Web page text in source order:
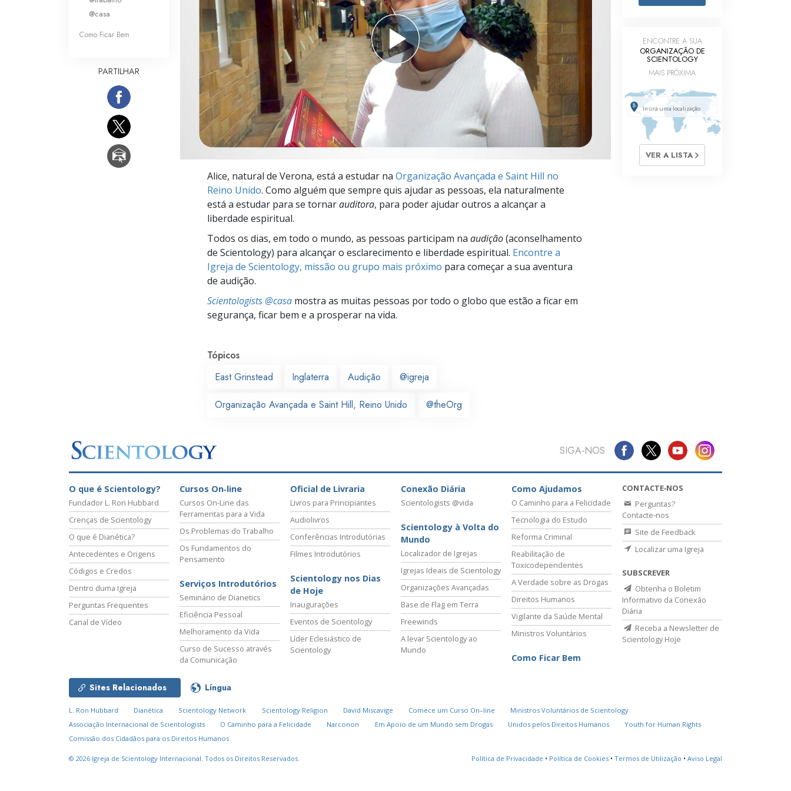
O que é a Grandeza?
Ferramentas para o Local do Trabalho
A Causa da Supressão
Bases da Organização
Alice, natural de Verona, está a estudar na Organização Avançada e Saint Hill no
Reino Unido. Como alguém que sempre quis ajudar as pessoas, ela naturalmente
está a estudar para se tornarauditora, para poder ajudar outros a alcançar a
liberdade espiritual.
Todos os dias, em todo o mundo, as pessoas participam na audição(aconselhamento
de Scientology) para alcançar o esclarecimento e liberdade espiritual. Encontre a
Igreja de Scientology, missão ou grupo mais próximo para começar a sua aventura
de audição.
Scientologists @casa mostra as muitas pessoas por todo o globo que estão a ficar em
segurança, ficar bem e a prosperar na vida.
Tópicos
East Grinstead
Inglaterra Audição @igreja
Organização Avançada e Saint Hill, Reino Unido @theOrg
@casa
Como Ficar Bem
PARTILHAR
ENCONTRE A SUA
ORGANIZAÇÃO DE
SCIENTOLOGY
MAIS PRÓXIMA
VER A LISTA
SIGA‑NOS
O que é Scientology?
Fundador L. Ron Hubbard
Crenças de Scientology
O que é Dianética?
Antecedentes e Origens
Códigos e Credos
Dentro duma Igreja
Perguntas Frequentes
Canal de Vídeo
Cursos On‑line
Cursos On‑Line das
Ferramentas para a Vida
Os Problemas do Trabalho
Os Fundamentos do
Pensamento
Serviços Introdutórios
Seminário de Dianetics
Eficiência Pessoal
Melhoramento da Vida
Curso de Sucesso através
da Comunicação
Oficial de Livraria
Livros para Principiantes
Audiolivros
Conferências Introdutórias
Filmes Introdutórios
Scientology nos Dias
de Hoje
Inaugurações
Eventos de Scientology
Líder Eclesiástico de
Scientology
Conexão Diária
Scientologists @vida
Scientology à Volta do
Mundo
Localizador de Igrejas
Igrejas Ideais de Scientology
Organizações Avançadas
Base de Flag em Terra
Freewinds
A levar Scientology ao
Mundo
Como Ajudamos
O Caminho para a Felicidade
Tecnologia do Estudo
Reforma Criminal
Reabilitação de
Toxicodependentes
A Verdade sobre as Drogas
Direitos Humanos
Vigilante da Saúde Mental
Ministros Voluntários
Como Ficar Bem
CONTACTE‑NOS
Perguntas?
Contacte‑nos
Site de Feedback
Localizar uma Igreja
SUBSCREVER
Obtenha o Boletim
Informativo da Conexão
Diária
Receba a Newsletter de
Scientology Hoje
Sites Relacionados Língua
L. Ron Hubbard Dianética Scientology Network Scientology Religion David Miscavige Comece um Curso On–line
Ministros Voluntários de Scientology
Associação Internacional de Scientologists
O Caminho para a Felicidade Narconon Em Apoio de um Mundo sem Drogas Unidos pelos Direitos Humanos
Youth for Human Rights
Comissão dos Cidadãos para os Direitos Humanos
© 2026 Igreja de Scientology Internacional. Todos os Direitos Reservados. Política de Privacidade • Política de Cookies • Termos de Utilização • Aviso Legal